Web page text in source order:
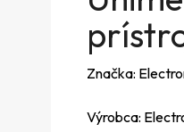
Značka:
Výrobca: